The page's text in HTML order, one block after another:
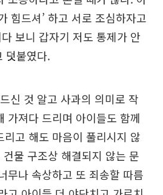
힘드셔’ 하고 서로 조심하자고
보니 갑자기 저도 통제가 안
덧붙였다.
신 것 알고 사과의 의미로 작
가져다 드리며 아이들도 함께
리고 해도 마음이 풀리시지 않
물 구조상 해결되지 않는 문
무나 속상하고 또 죄송할 따름